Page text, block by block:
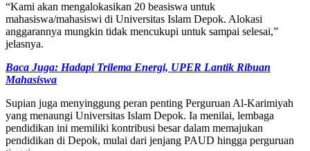
“Kami akan mengalokasikan 20 beasiswa untuk
mahasiswa/mahasiswi di Universitas Islam Depok. Alokasi
anggarannya mungkin tidak mencukupi untuk sampai selesai,”
jelasnya.
Baca Juga: Hadapi Trilema Energi, UPER Lantik Ribuan
Mahasiswa
Supian juga menyinggung peran penting Perguruan Al-Karimiyah
yang menaungi Universitas Islam Depok. Ia menilai, lembaga
pendidikan ini memiliki kontribusi besar dalam memajukan
pendidikan di Depok, mulai dari jenjang PAUD hingga perguruan